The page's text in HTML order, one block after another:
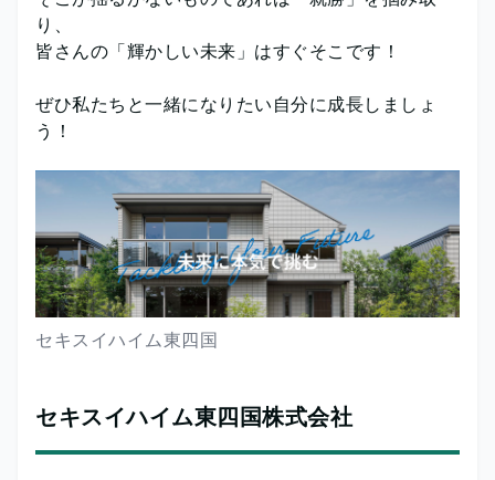
り、
皆さんの「輝かしい未来」はすぐそこです！
ぜひ私たちと一緒になりたい自分に成長しましょ
う！
セキスイハイム東四国
セキスイハイム東四国株式会社